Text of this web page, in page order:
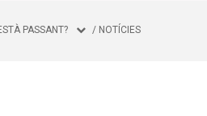
PASSANT? / NOTÍCIES